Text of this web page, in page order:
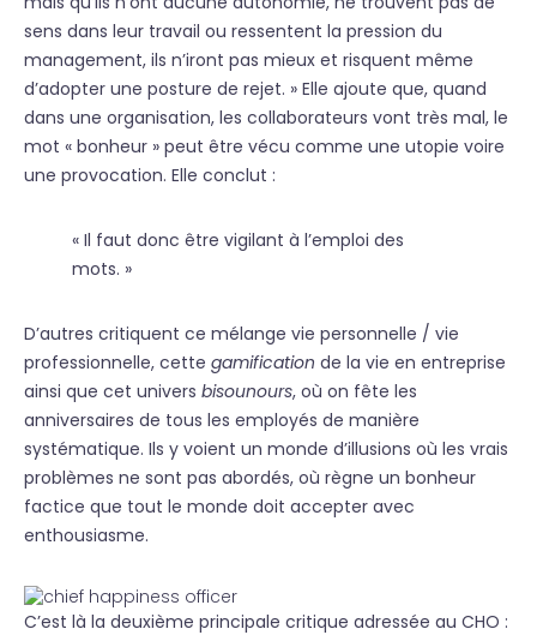
sens dans leur travail ou ressentent la pression du
management, ils n’iront pas mieux et risquent même
d’adopter une posture de rejet. » Elle ajoute que, quand
dans une organisation, les collaborateurs vont très mal, le
mot « bonheur » peut être vécu comme une utopie voire
une provocation. Elle conclut :
« Il faut donc être vigilant à l’emploi des
mots. »
D’autres critiquent ce mélange vie personnelle / vie
professionnelle, cette gamification de la vie en entreprise
ainsi que cet univers bisounours, où on fête les
anniversaires de tous les employés de manière
systématique. Ils y voient un monde d’illusions où les vrais
problèmes ne sont pas abordés, où règne un bonheur
factice que tout le monde doit accepter avec
enthousiasme.
C’est là la deuxième principale critique adressée au CHO :